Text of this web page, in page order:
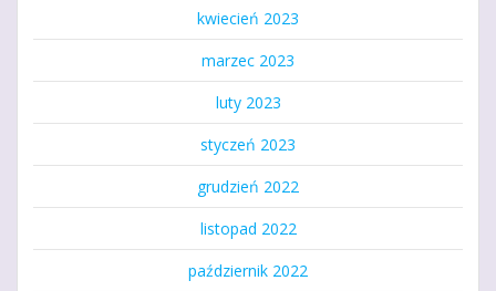
kwiecień 2023
marzec 2023
luty 2023
styczeń 2023
grudzień 2022
listopad 2022
październik 2022